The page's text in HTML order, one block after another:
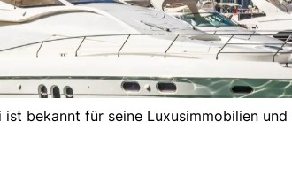
ist bekannt für seine Luxusimmobilien